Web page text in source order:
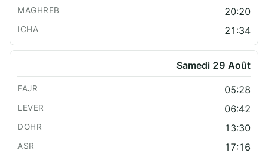
20:20
21:34
Samedi 29 Août
05:28
06:42
13:30
17:16